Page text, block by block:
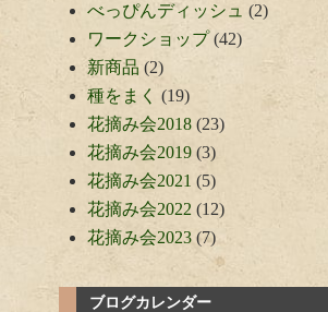
べっぴんディッシュ (2)
ワークショップ(42)
新商品 (2)
種をまく (19)
花摘み会2018(23)
花摘み会2019(3)
花摘み会2021 (5)
花摘み会2022 (12)
花摘み会2023(7)
ブログカレンダー